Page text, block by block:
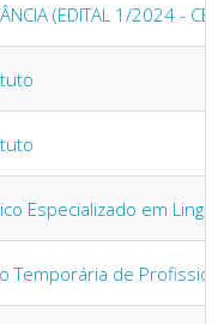
(EDITAL 1/2024 -
Especializado em
Temporária de